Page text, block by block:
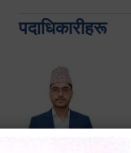
पदाधिकारीहरू